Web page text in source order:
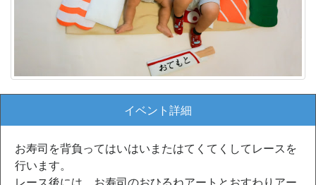
イベント詳細
お寿司を背負ってはいはいまたはてくてくしてレースを
行います。